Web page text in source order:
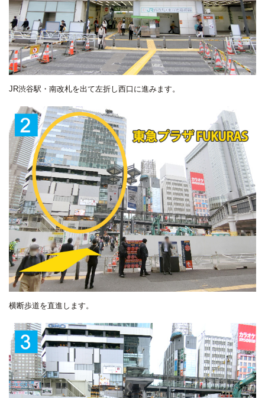
JR渋谷駅・南改札を出て左折し西口に進みます。
横断歩道を直進します。